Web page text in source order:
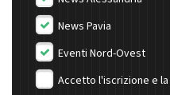
News Pavia
Eventi Nord-Ovest
Accetto l'iscrizione e la